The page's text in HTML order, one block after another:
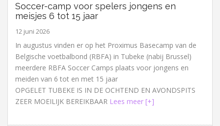
Soccer-camp voor spelers jongens en
meisjes 6 tot 15 jaar
12 juni 2026
In augustus vinden er op het Proximus Basecamp van de
Belgische voetbalbond (RBFA) in Tubeke (nabij Brussel)
meerdere RBFA Soccer Camps plaats voor jongens en
meiden van 6 tot en met 15 jaar
OPGELET TUBEKE IS IN DE OCHTEND EN AVONDSPITS
ZEER MOEILIJK BEREIKBAAR Lees meer [+]